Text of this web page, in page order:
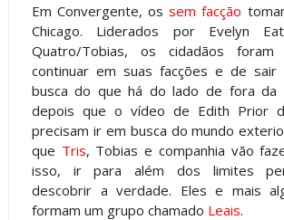
Em Convergente, ossem facção
Chicago. Liderados por Evelyn
Quatro/Tobias, os cidadãos
continuar em suas facções e de sair
busca do que há do lado de fora da
depois que o vídeo de Edith Prior
precisam ir em busca do mundo
que Tris, Tobias e companhia vão
isso, ir para além dos limites
descobrir a verdade. Eles e mais
formam um grupo chamado Leais.